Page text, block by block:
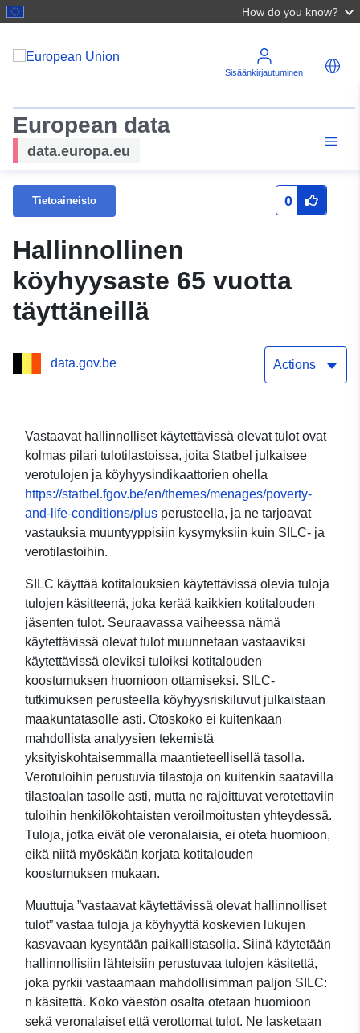
How do you know?
Sisäänkirjautuminen
European data
data.europa.eu
Tietoaineisto 0
Hallinnollinen
köyhyysaste 65 vuotta
täyttäneillä
data.gov.be Actions
Vastaavat hallinnolliset käytettävissä olevat tulot ovat
kolmas pilari tulotilastoissa, joita Statbel julkaisee
verotulojen ja köyhyysindikaattorien ohella
https://statbel.fgov.be/en/themes/menages/poverty-
and-life-conditions/plus perusteella, ja ne tarjoavat
vastauksia muuntyyppisiin kysymyksiin kuin SILC- ja
verotilastoihin.
SILC käyttää kotitalouksien käytettävissä olevia tuloja
tulojen käsitteenä, joka kerää kaikkien kotitalouden
jäsenten tulot. Seuraavassa vaiheessa nämä
käytettävissä olevat tulot muunnetaan vastaaviksi
käytettävissä oleviksi tuloiksi kotitalouden
koostumuksen huomioon ottamiseksi. SILC-
tutkimuksen perusteella köyhyysriskiluvut julkaistaan
maakuntatasolle asti. Otoskoko ei kuitenkaan
mahdollista analyysien tekemistä
yksityiskohtaisemmalla maantieteellisellä tasolla.
Verotuloihin perustuvia tilastoja on kuitenkin saatavilla
tilastoalan tasolle asti, mutta ne rajoittuvat verotettaviin
tuloihin henkilökohtaisten veroilmoitusten yhteydessä.
Tuloja, jotka eivät ole veronalaisia, ei oteta huomioon,
eikä niitä myöskään korjata kotitalouden
koostumuksen mukaan.
Muuttuja ”vastaavat käytettävissä olevat hallinnolliset
tulot” vastaa tuloja ja köyhyyttä koskevien lukujen
kasvavaan kysyntään paikallistasolla. Siinä käytetään
hallinnollisiin lähteisiin perustuvaa tulojen käsitettä,
joka pyrkii vastaamaan mahdollisimman paljon SILC:
n käsitettä. Koko väestön osalta otetaan huomioon
sekä veronalaiset että verottomat tulot. Ne lasketaan